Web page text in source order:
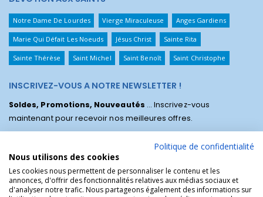
Notre Dame De Lourdes Vierge Miraculeuse Anges Gardiens
Marie Qui Défait Les Noeuds Jésus Christ Sainte Rita
Sainte Thérèse Saint Michel Saint Benoît Saint Christophe
INSCRIVEZ-VOUS A NOTRE NEWSLETTER !
Soldes, Promotions, Nouveautés ... Inscrivez-vous
maintenant pour recevoir nos meilleures offres.
Politique de confidentialité
Nous utilisons des cookies
Les cookies nous permettent de personnaliser le contenu et les
annonces, d'offrir des fonctionnalités relatives aux médias sociaux et
d'analyser notre trafic. Nous partageons également des informations sur